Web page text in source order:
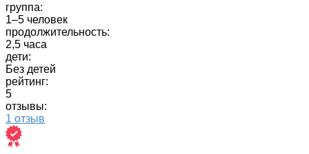
группа:
1–5 человек
продолжительность:
2,5 часа
дети:
Без детей
рейтинг:
5
отзывы:
1 отзыв